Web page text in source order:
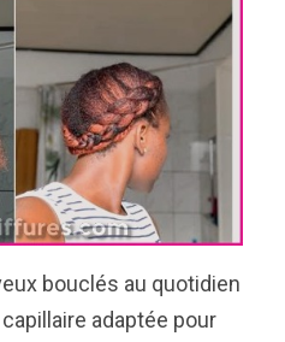
bouclés au quotidien
adaptée pour